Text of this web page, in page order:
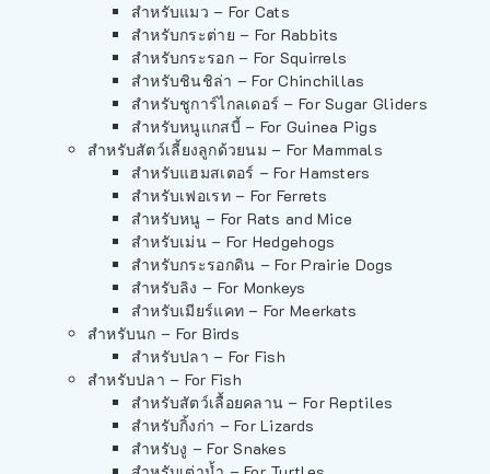
สำหรับแมว – For Cats
สำหรับกระต่าย – For Rabbits
สำหรับกระรอก – For Squirrels
สำหรับชินชิล่า – For Chinchillas
สำหรับชูการ์ไกลเดอร์ – For Sugar Gliders
สำหรับหนูแกสบี้ – For Guinea Pigs
สำหรับสัตว์เลี้ยงลูกด้วยนม – For Mammals
สำหรับแฮมสเตอร์ – For Hamsters
สำหรับเฟอเรท – For Ferrets
สำหรับหนู – For Rats and Mice
สำหรับเม่น – For Hedgehogs
สำหรับกระรอกดิน – For Prairie Dogs
สำหรับลิง – For Monkeys
สำหรับเมียร์แคท – For Meerkats
สำหรับนก – For Birds
สำหรับปลา – For Fish
สำหรับปลา – For Fish
สำหรับสัตว์เลื้อยคลาน – For Reptiles
สำหรับกิ้งก่า – For Lizards
สำหรับงู – For Snakes